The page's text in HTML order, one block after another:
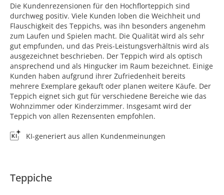
Die Kundenrezensionen für den Hochflorteppich sind
durchweg positiv. Viele Kunden loben die Weichheit und
Flauschigkeit des Teppichs, was ihn besonders angenehm
zum Laufen und Spielen macht. Die Qualität wird als sehr
gut empfunden, und das Preis-Leistungsverhältnis wird als
ausgezeichnet beschrieben. Der Teppich wird als optisch
ansprechend und als Hingucker im Raum bezeichnet. Einige
Kunden haben aufgrund ihrer Zufriedenheit bereits
mehrere Exemplare gekauft oder planen weitere Käufe. Der
Teppich eignet sich gut für verschiedene Bereiche wie das
Wohnzimmer oder Kinderzimmer. Insgesamt wird der
Teppich von allen Rezensenten empfohlen.
KI-generiert aus allen Kundenmeinungen
Teppiche